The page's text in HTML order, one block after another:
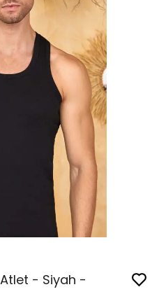
Atlet - Siyah -